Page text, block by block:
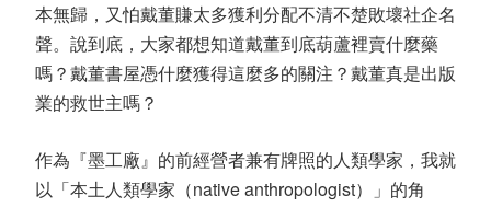
本無歸，又怕戴董賺太多獲利分配不清不楚敗壞社企名
聲。說到底，大家都想知道戴董到底葫蘆裡賣什麼藥
嗎？戴董書屋憑什麼獲得這麼多的關注？戴董真是出版
業的救世主嗎？
作為『墨工廠』的前經營者兼有牌照的人類學家，我就
以「本土人類學家（native anthropologist）」的角